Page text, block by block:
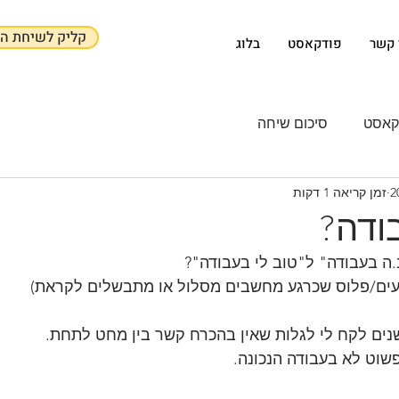
קליק לשיחת קשר פודקאסט בלוג
סיכום שיחה
זמן קריאה 1 דקות
בעבודה" ל"טוב לי בעבודה"?
פלוס שכרגע מחשבים מסלול או מתבשלים לקראת)
לקח לי לגלות שאין בהכרח קשר בין מחט לתחת.
לא בעבודה הנכונה.